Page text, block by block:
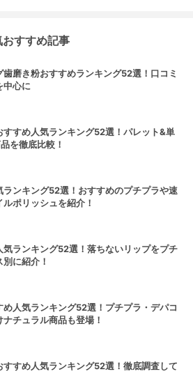
すすめ記事
歯磨き粉おすすめランキング52選！口コミ
中心に
すすめ人気ランキング52選！パレット&単
を徹底比較！
ランキング52選！おすすめのプチプラや速
ポリッシュを紹介！
気ランキング52選！落ちないリップをプチ
に紹介！
め人気ランキング52選！プチプラ・デパコ
チュラル商品も登場！
すすめ人気ランキング52選！徹底調査して